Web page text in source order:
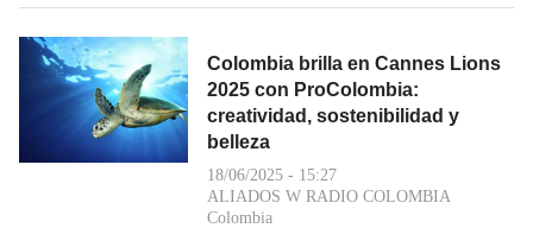
Colombia brilla en Cannes Lions
2025 con ProColombia:
creatividad, sostenibilidad y
belleza
18/06/2025 - 15:27
ALIADOS W RADIO COLOMBIA
Colombia